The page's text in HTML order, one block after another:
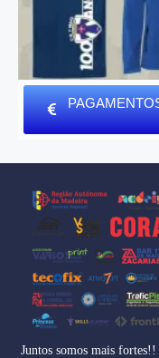
Juntos somos mais